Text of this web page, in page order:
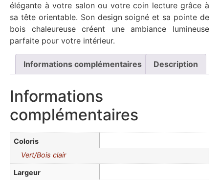
élégante à votre salon ou votre coin lecture grâce à
sa tête orientable. Son design soigné et sa pointe de
bois chaleureuse créent une ambiance lumineuse
parfaite pour votre intérieur.
Informations complémentaires Description
Informations
complémentaires
Coloris
Vert/Bois clair
Largeur